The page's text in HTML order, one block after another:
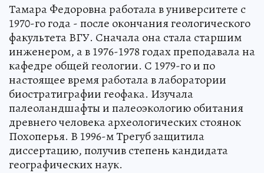
Тамара Федоровна работала в университете с
1970-го года - после окончания геологического
факультета ВГУ. Сначала она стала старшим
инженером, а в 1976-1978 годах преподавала на
кафедре общей геологии. С 1979-го и по
настоящее время работала в лаборатории
биостратиграфии геофака. Изучала
палеоландшафты и палеоэкологию обитания
древнего человека археологических стоянок
Похоперья. В 1996-м Трегуб защитила
диссертацию, получив степень кандидата
географических наук.